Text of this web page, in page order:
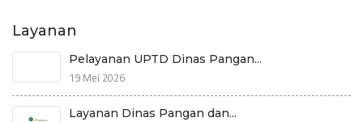
Layanan
Pelayanan UPTD Dinas Pangan...
19 Mei 2026
Layanan Dinas Pangan dan...